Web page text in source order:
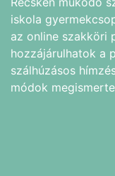
iskola
az online szakköri
hozzájárulhatok a
szálhúzásos
módok